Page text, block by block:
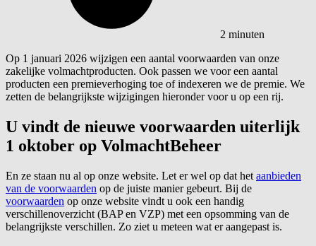
2 minuten
Op 1 januari 2026 wijzigen een aantal voorwaarden van onze
zakelijke volmachtproducten. Ook passen we voor een aantal
producten een premieverhoging toe of indexeren we de premie. We
zetten de belangrijkste wijzigingen hieronder voor u op een rij.
U vindt de nieuwe voorwaarden uiterlijk
1 oktober op VolmachtBeheer
En ze staan nu al op onze website. Let er wel op dat het aanbieden
van de voorwaarden op de juiste manier gebeurt. Bij de
voorwaarden op onze website vindt u ook een handig
verschillenoverzicht (BAP en VZP) met een opsomming van de
belangrijkste verschillen. Zo ziet u meteen wat er aangepast is.